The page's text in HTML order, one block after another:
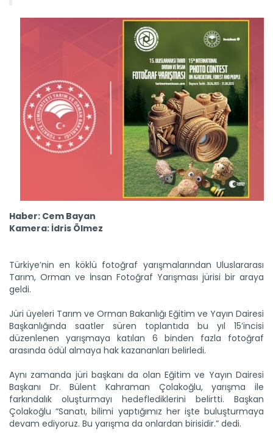
Haber: Cem Bayan
Kamera: İdris Ölmez
Türkiye’nin en köklü fotoğraf yarışmalarından Uluslararası
Tarım, Orman ve İnsan Fotoğraf Yarışması jürisi bir araya
geldi.
Jüri üyeleri Tarım ve Orman Bakanlığı Eğitim ve Yayın Dairesi
Başkanlığında saatler süren toplantıda bu yıl 15’incisi
düzenlenen yarışmaya katılan 6 binden fazla fotoğraf
arasında ödül almaya hak kazananları belirledi.
Aynı zamanda jüri başkanı da olan Eğitim ve Yayın Dairesi
Başkanı Dr. Bülent Kahraman Çolakoğlu, yarışma ile
farkındalık oluşturmayı hedeflediklerini belirtti. Başkan
Çolakoğlu “Sanatı, bilimi yaptığımız her işte buluşturmaya
devam ediyoruz. Bu yarışma da onlardan birisidir.” dedi.
Etnospor Kültür Festivali...
Etnospor Kültür Festival sekizinci kez kapılarını açtı. Tarım ve...